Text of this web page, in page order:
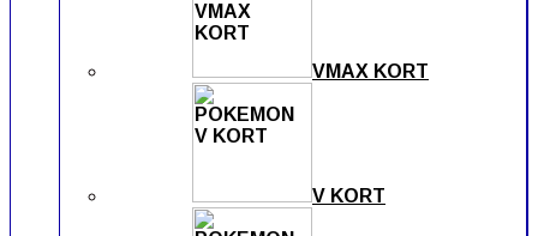
VMAX KORT
V KORT